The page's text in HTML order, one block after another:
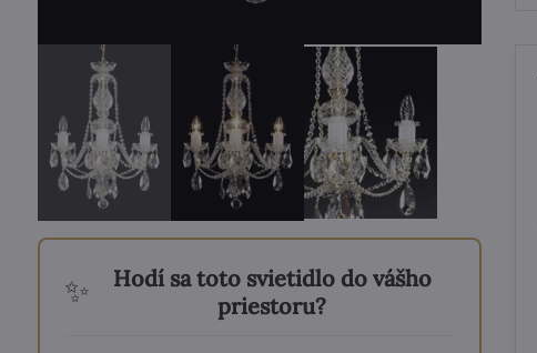
✨
Hodí sa toto svietidlo do vášho
priestoru?